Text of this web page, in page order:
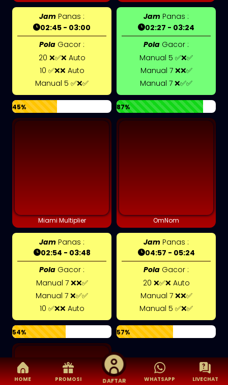
Jam Panas :
02:45 - 03:00
Pola Gacor :
20 ❌✅❌ Auto
10 ✅❌❌ Auto
Manual 5 ✅❌✅
45%
Jam Panas :
02:27 - 03:24
Pola Gacor :
Manual 5 ✅❌✅
Manual 7 ❌❌✅
Manual 7 ❌✅✅
87%
Miami Multiplier
Jam Panas :
02:54 - 03:48
Pola Gacor :
Manual 7 ❌❌✅
Manual 7 ❌✅✅
10 ✅❌❌ Auto
54%
OmNom
Jam Panas :
04:57 - 05:24
Pola Gacor :
20 ❌✅❌ Auto
Manual 7 ❌❌✅
Manual 5 ✅❌✅
57%
HOME PROMOSI DAFTAR WHATSAPP LIVECHAT